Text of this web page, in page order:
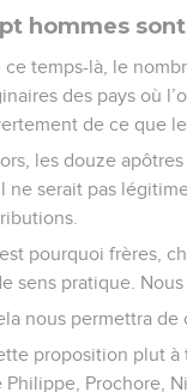
hommes
ce temps-là, le
des pays où
de ce que
les douze
ne serait pas
pourquoi frères,
sens pratique.
nous permettra de
proposition plut à
Philippe, Prochore,